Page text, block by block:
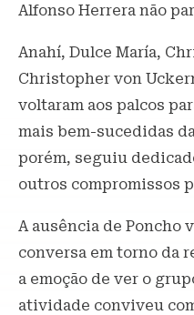
Alfonso Herrera não
Anahí, Dulce María,
Christopher von
voltaram aos palcos
mais bem-sucedidas
porém, seguiu
outros compromissos
A ausência de
conversa em torno da
a emoção de ver o
atividade conviveu